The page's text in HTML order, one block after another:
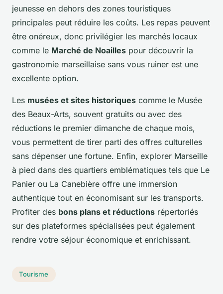
jeunesse en dehors des zones touristiques
principales peut réduire les coûts. Les repas peuvent
être onéreux, donc privilégier les marchés locaux
comme le Marché de Noailles pour découvrir la
gastronomie marseillaise sans vous ruiner est une
excellente option.
Les musées et sites historiques comme le Musée
des Beaux-Arts, souvent gratuits ou avec des
réductions le premier dimanche de chaque mois,
vous permettent de tirer parti des offres culturelles
sans dépenser une fortune. Enfin, explorer Marseille
à pied dans des quartiers emblématiques tels que Le
Panier ou La Canebière offre une immersion
authentique tout en économisant sur les transports.
Profiter des bons plans et réductions répertoriés
sur des plateformes spécialisées peut également
rendre votre séjour économique et enrichissant.
Tourisme